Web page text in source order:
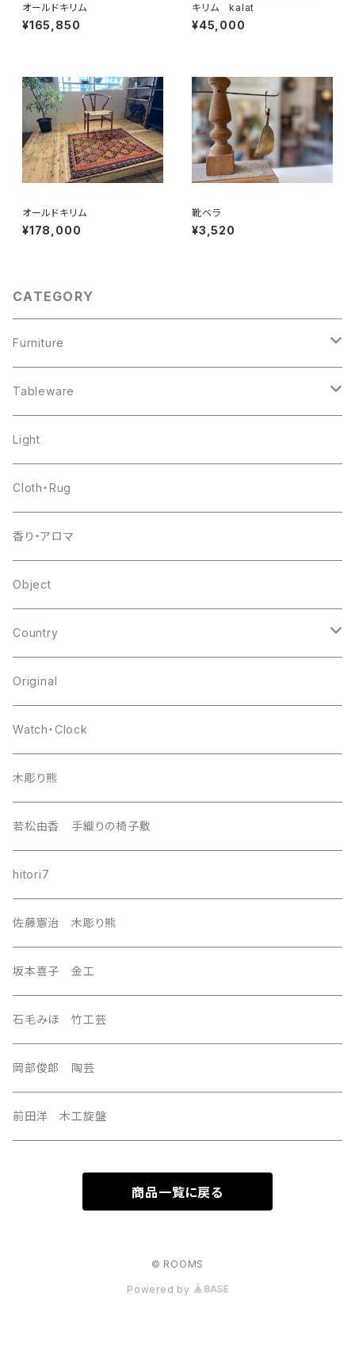
オールドキリム
¥165,850
キリム kalat
¥45,000
オールドキリム
¥178,000
靴ベラ
¥3,520
CATEGORY
Furniture
chair
shelf
table
other
Tableware
pottery
glass
flower base
other
Light
Cloth・Rug
香り・アロマ
Object
Country
japan
europa
india
nordic
southeast Asia
east asia
Central Asia
U.S.A
Original
Watch・Clock
木彫り熊
若松由香 手織りの椅子敷
hitori7
佐藤憲治 木彫り熊
坂本喜子 金工
石毛みほ 竹工芸
岡部俊郎 陶芸
前田洋 木工旋盤
商品一覧に戻る
© ROOMS
Powered by